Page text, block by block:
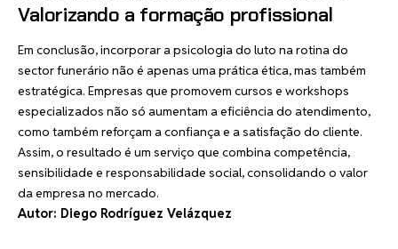
Valorizando a formação profissional
Em conclusão, incorporar a psicologia do luto na rotina do
sector funerário não é apenas uma prática ética, mas também
estratégica. Empresas que promovem cursos e workshops
especializados não só aumentam a eficiência do atendimento,
como também reforçam a confiança e a satisfação do cliente.
Assim, o resultado é um serviço que combina competência,
sensibilidade e responsabilidade social, consolidando o valor
da empresa no mercado.
Autor: Diego Rodríguez Velázquez